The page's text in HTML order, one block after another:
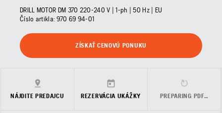
DRILL MOTOR DM 370 220-240 V | 1-ph | 50 Hz | EU
Číslo artikla: 970 69 94‑01
ZÍSKAŤ CENOVÚ PONUKU
NÁJDITE PREDAJCU REZERVÁCIA UKÁŽKY PREPARING PDF…